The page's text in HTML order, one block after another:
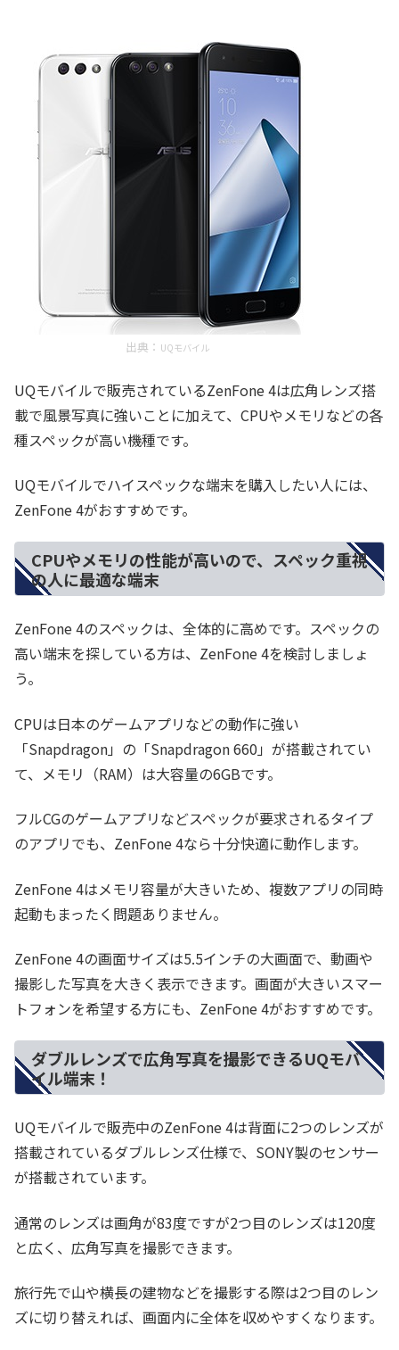
出典： UQモバイル
UQモバイルで販売されているZenFone 4は広角レンズ搭
載で風景写真に強いことに加えて、CPUやメモリなどの各
種スペックが高い機種です。
UQモバイルでハイスペックな端末を購入したい人には、
ZenFone 4がおすすめです。
CPUやメモリの性能が高いので、スペック重視
の人に最適な端末
ZenFone 4のスペックは、全体的に高めです。スペックの
高い端末を探している方は、ZenFone 4を検討しましょ
う。
CPUは日本のゲームアプリなどの動作に強い
「Snapdragon」の「Snapdragon 660」が搭載されてい
て、メモリ（RAM）は大容量の6GBです。
フルCGのゲームアプリなどスペックが要求されるタイプ
のアプリでも、ZenFone 4なら十分快適に動作します。
ZenFone 4はメモリ容量が大きいため、複数アプリの同時
起動もまったく問題ありません。
ZenFone 4の画面サイズは5.5インチの大画面で、動画や
撮影した写真を大きく表示できます。画面が大きいスマー
トフォンを希望する方にも、ZenFone 4がおすすめです。
ダブルレンズで広角写真を撮影できるUQモバ
イル端末！
UQモバイルで販売中のZenFone 4は背面に2つのレンズが
搭載されているダブルレンズ仕様で、SONY製のセンサー
が搭載されています。
通常のレンズは画角が83度ですが2つ目のレンズは120度
と広く、広角写真を撮影できます。
旅行先で山や横長の建物などを撮影する際は2つ目のレン
ズに切り替えれば、画面内に全体を収めやすくなります。